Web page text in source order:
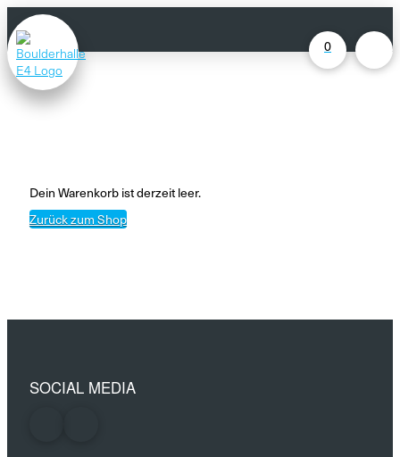
0
Dein Warenkorb ist derzeit leer.
Zurück zum Shop
SOCIAL MEDIA